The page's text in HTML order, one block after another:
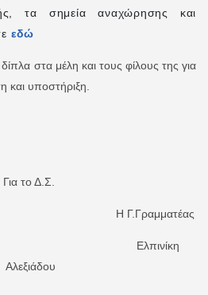
τα σημεία αναχώρησης και
εδώ
στα μέλη και τους φίλους της για
και υποστήριξη.
Για το Δ.Σ.
Η Γ.Γραμματέας
Δημήτρης Ελπινίκη
Αλεξιάδου